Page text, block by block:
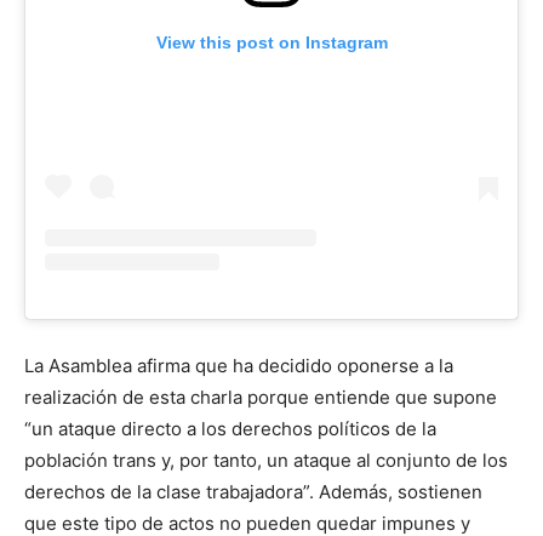
View this post on Instagram
La Asamblea afirma que ha decidido oponerse a la
realización de esta charla porque entiende que supone
“un ataque directo a los derechos políticos de la
población trans y, por tanto, un ataque al conjunto de los
derechos de la clase trabajadora”. Además, sostienen
que este tipo de actos no pueden quedar impunes y